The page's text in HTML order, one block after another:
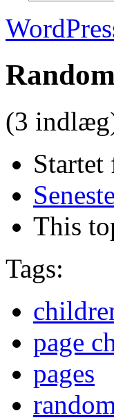
(3
This
Tags:
page
pages